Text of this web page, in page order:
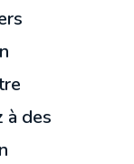
à des